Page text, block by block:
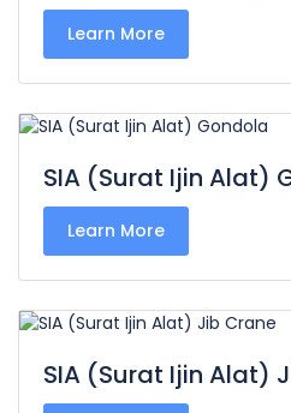
Learn More
SIA (Surat Ijin Alat)
Learn More
SIA (Surat Ijin Alat)